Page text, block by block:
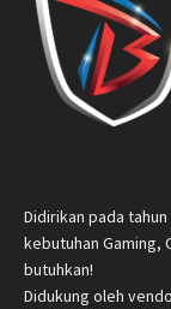
Didirikan pada
kebutuhan Gaming,
butuhkan!
Didukung oleh